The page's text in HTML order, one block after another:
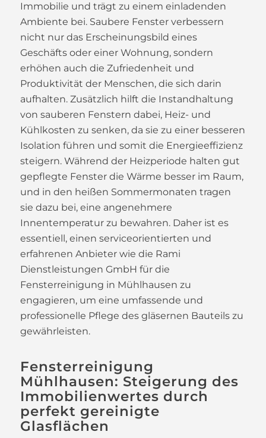
Immobilie und trägt zu einem einladenden
Ambiente bei. Saubere Fenster verbessern
nicht nur das Erscheinungsbild eines
Geschäfts oder einer Wohnung, sondern
erhöhen auch die Zufriedenheit und
Produktivität der Menschen, die sich darin
aufhalten. Zusätzlich hilft die Instandhaltung
von sauberen Fenstern dabei, Heiz- und
Kühlkosten zu senken, da sie zu einer besseren
Isolation führen und somit die Energieeffizienz
steigern. Während der Heizperiode halten gut
gepflegte Fenster die Wärme besser im Raum,
und in den heißen Sommermonaten tragen
sie dazu bei, eine angenehmere
Innentemperatur zu bewahren. Daher ist es
essentiell, einen serviceorientierten und
erfahrenen Anbieter wie die Rami
Dienstleistungen GmbH für die
Fensterreinigung in Mühlhausen zu
engagieren, um eine umfassende und
professionelle Pflege des gläsernen Bauteils zu
gewährleisten.
Fensterreinigung
Mühlhausen: Steigerung des
Immobilienwertes durch
perfekt gereinigte
Glasflächen